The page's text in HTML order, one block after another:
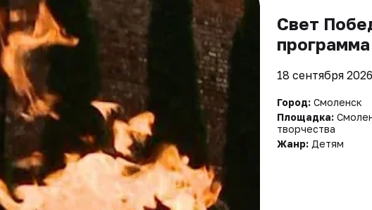
Свет
18 сентября 2026
Город: Смоленск
Площадка:
творчества
Жанр: Детям